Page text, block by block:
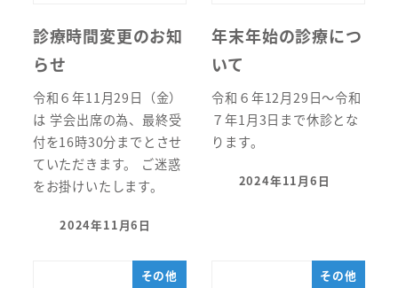
診療時間変更のお知
らせ
令和６年11月29日（金）
は 学会出席の為、最終受
付を16時30分までとさせ
ていただきます。 ご迷惑
をお掛けいたします。
投稿日
2024年11月6日
年末年始の診療につ
いて
令和６年12月29日～令和
７年1月3日まで休診とな
ります。
投稿日
2024年11月6日
その他 その他